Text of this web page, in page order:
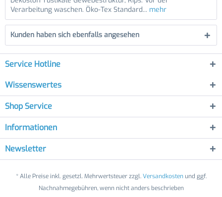
Verarbeitung waschen. Öko-Tex Standard... mehr
Kunden haben sich ebenfalls angesehen
Service Hotline
Wissenswertes
Shop Service
Informationen
Newsletter
* Alle Preise inkl. gesetzl. Mehrwertsteuer zzgl.Versandkostenund ggf.
Nachnahmegebühren, wenn nicht anders beschrieben